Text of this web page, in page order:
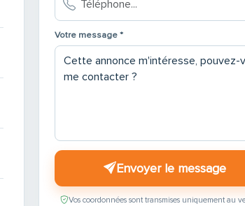
Votre message *
Envoyer le message
Vos coordonnées sont transmises uniquement au